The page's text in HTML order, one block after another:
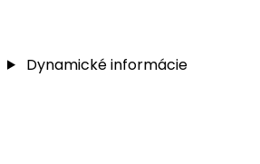
Dynamické informácie